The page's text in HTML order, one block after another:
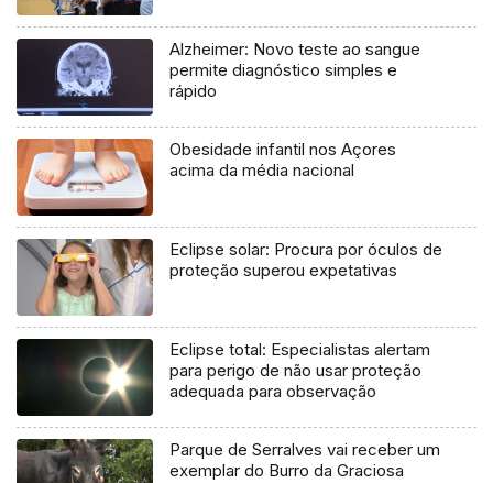
Alzheimer: Novo teste ao sangue
permite diagnóstico simples e
rápido
Obesidade infantil nos Açores
acima da média nacional
Eclipse solar: Procura por óculos de
proteção superou expetativas
Eclipse total: Especialistas alertam
para perigo de não usar proteção
adequada para observação
Parque de Serralves vai receber um
exemplar do Burro da Graciosa